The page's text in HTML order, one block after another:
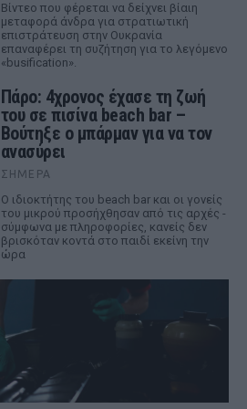
Βίντεο που φέρεται να δείχνει βίαιη
μεταφορά άνδρα για στρατιωτική
επιστράτευση στην Ουκρανία
επαναφέρει τη συζήτηση για το λεγόμενο
«busification».
Πάρο: 4χρονος έχασε τη ζωή
του σε πισίνα beach bar –
Βούτηξε ο μπάρμαν για να τον
ανασύρει
ΣΉΜΕΡΑ
Ο ιδιοκτήτης του beach bar και οι γονείς
του μικρού προσήχθησαν από τις αρχές -
σύμφωνα με πληροφορίες, κανείς δεν
βρισκόταν κοντά στο παιδί εκείνη την
ώρα